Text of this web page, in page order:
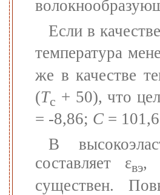
Если в
температура
же в качестве
(Тс + 50), что
= -8,86; С =
В
составляет εвэ,
существен.